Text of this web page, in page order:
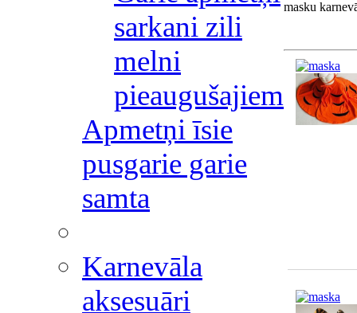
sarkani zili
melni
pieaugušajiem
Apmetņi īsie
pusgarie garie
samta
Karnevāla
aksesuāri
masku